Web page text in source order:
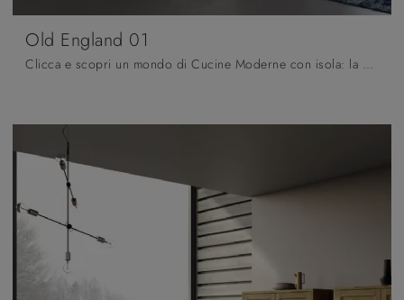
Old England 01
Clicca e scopri un mondo di Cucine Moderne con isola: la cucina Old England 01 Fratelli Mirandola in legno ti attende!